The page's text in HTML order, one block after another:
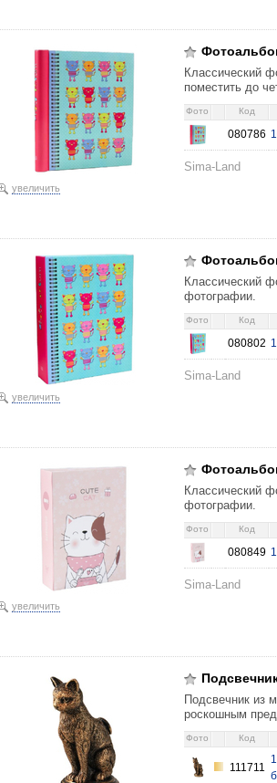
увеличить
Классический
поместить до
Фото Код
080786
Sima-Land
увеличить
Классический
фотографии.
Фото Код
080802
Sima-Land
увеличить
Классический
фотографии.
Фото Код
080849
Sima-Land
Подсвечник из
роскошным
Фото Код
111711